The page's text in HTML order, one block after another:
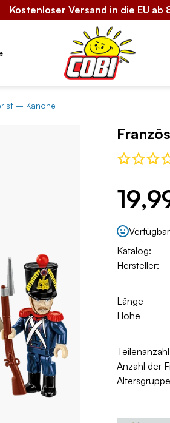
Kostenloser Versand in die EU ab
– Kanone
Katalog:
Hersteller:
Länge
Höhe
Teilenanzahl
Anzahl der
Altersgruppe